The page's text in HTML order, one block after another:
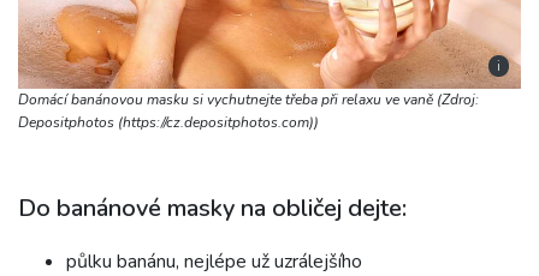
i
Domácí banánovou masku si vychutnejte třeba při relaxu ve vaně (Zdroj:
Depositphotos (https://cz.depositphotos.com))
Do banánové masky na obličej dejte:
půlku banánu, nejlépe už uzrálejšího